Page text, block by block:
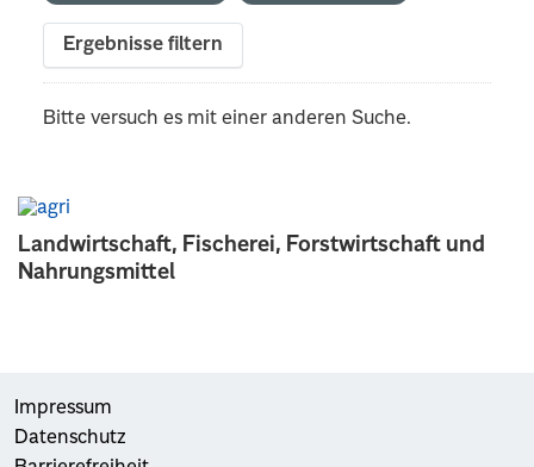
Landwirtschaft, Fischerei, Forstwirtschaft und
Nahrungsmittel
Ergebnisse filtern
Bitte versuch es mit einer anderen Suche.
Impressum
Datenschutz